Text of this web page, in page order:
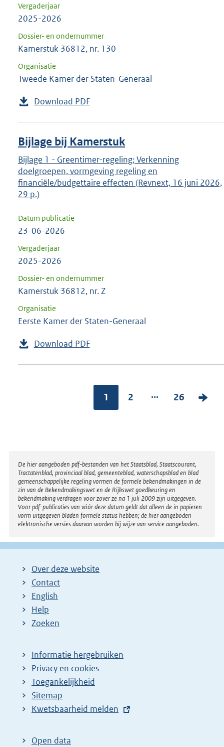
Vergaderjaar
2025-2026
Dossier- en ondernummer
Kamerstuk 36812, nr. 130
Organisatie
Tweede Kamer der Staten-Generaal
Download PDF
Bijlage bij Kamerstuk
Bijlage 1 - Greentimer-regeling; Verkenning
doelgroepen, vormgeving regeling en
financiële/budgettaire effecten (Revnext, 16 juni 2026,
29 p.)
Datum publicatie
23-06-2026
Vergaderjaar
2025-2026
Dossier- en ondernummer
Kamerstuk 36812, nr. Z
Organisatie
Eerste Kamer der Staten-Generaal
Download PDF
1 2 ... 26
V
g
Disclaimer
De hier aangeboden pdf-bestanden van het Staatsblad, Staatscourant,
Tractatenblad, provinciaal blad, gemeenteblad, waterschapsblad en blad
gemeenschappelijke regeling vormen de formele bekendmakingen in de
zin van de Bekendmakingswet en de Rijkswet goedkeuring en
bekendmaking verdragen voor zover ze na 1 juli 2009 zijn uitgegeven.
Voor pdf-publicaties van vóór deze datum geldt dat alleen de in papieren
vorm uitgegeven bladen formele status hebben; de hier aangeboden
elektronische versies daarvan worden bij wijze van service aangeboden.
Over deze website
Contact
English
Help
Zoeken
Informatie hergebruiken
Privacy en cookies
Toegankelijkheid
Sitemap
E
t
Kwetsbaarheid melden
Open data